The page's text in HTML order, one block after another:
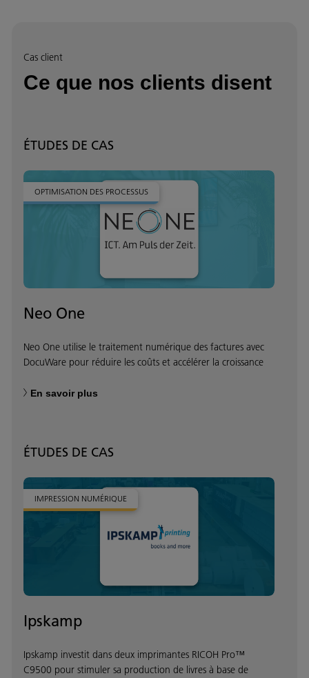
Cas client
Ce que nos clients disent
ÉTUDES DE CAS
OPTIMISATION DES PROCESSUS
Neo One
Neo One utilise le traitement numérique des factures avec
DocuWare pour réduire les coûts et accélérer la croissance
En savoir plus
ÉTUDES DE CAS
IMPRESSION NUMÉRIQUE
Ipskamp
Ipskamp investit dans deux imprimantes RICOH Pro™
C9500 pour stimuler sa production de livres à base de